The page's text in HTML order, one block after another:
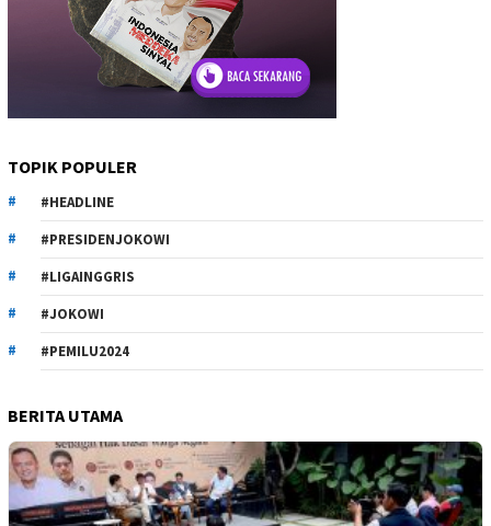
TOPIK POPULER
#HEADLINE
#PRESIDENJOKOWI
#LIGAINGGRIS
#JOKOWI
#PEMILU2024
BERITA UTAMA